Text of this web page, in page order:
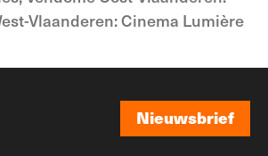
Vlaanderen: Cinema Lumière
Nieuwsbrief